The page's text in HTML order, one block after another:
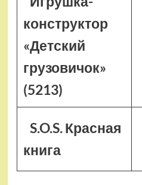
конструктор
«Детский
грузовичок»
(5213)
S.O.S. Красная
книга